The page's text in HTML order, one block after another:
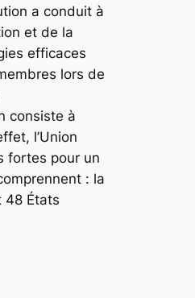
a conduit à
et de la
efficaces
lors de
consiste à
l’Union
fortes pour un
: la
48 États